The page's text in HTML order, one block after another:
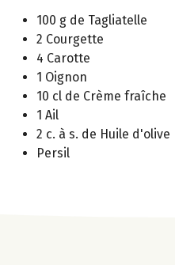
100 g de Tagliatelle
2 Courgette
4 Carotte
1 Oignon
10 cl de Crème fraîche
1 Ail
2 c. à s. de Huile d'olive
Persil